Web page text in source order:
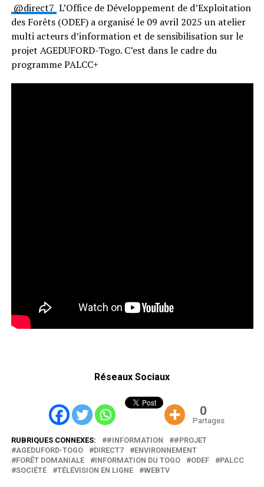
⁨@direct7⁩ L’Office de Développement de d’Exploitation
des Forêts (ODEF) a organisé le 09 avril 2025 un atelier
multi acteurs d’information et de sensibilisation sur le
projet AGEDUFORD-Togo. C’est dans le cadre du
programme PALCC+
Réseaux Sociaux
0
Partages
RUBRIQUES CONNEXES: #INFORMATION
#PROJET
AGEDUFORD-TOGO
DIRECT7
ENVIRONNEMENT
FORÊT DOMANIALE
INFORMATION DU TOGO ODEF
PALCC
SOCIÉTÉ
TÉLÉVISION EN LIGNE WEBTV